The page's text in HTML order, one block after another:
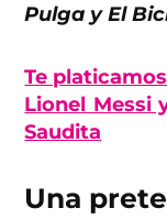
Pulga y El
Te
Lionel Messi
Saudita
Una